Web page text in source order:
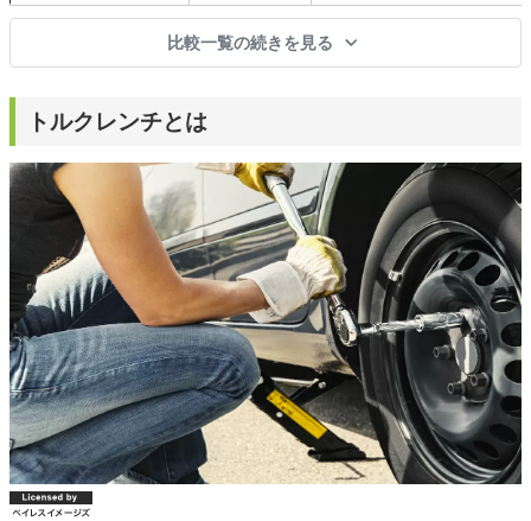
比較一覧の続きを見る
トルクレンチとは